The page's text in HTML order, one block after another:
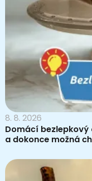
8. 8. 2026
Domácí bezlepkový
a dokonce možná